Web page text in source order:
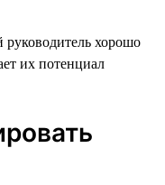
хорошо
их потенциал